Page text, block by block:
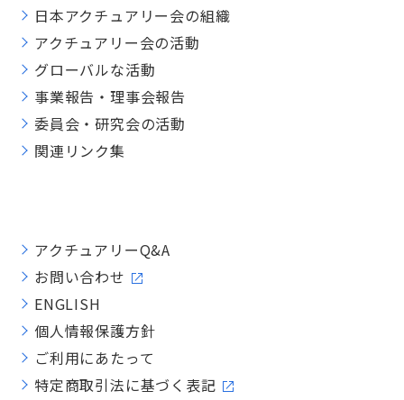
日本アクチュアリー会の組織
アクチュアリー会の活動
グローバルな活動
事業報告・理事会報告
委員会・研究会の活動
関連リンク集
アクチュアリーQ&A
お問い合わせ
ENGLISH
個人情報保護方針
ご利用にあたって
特定商取引法に基づく表記